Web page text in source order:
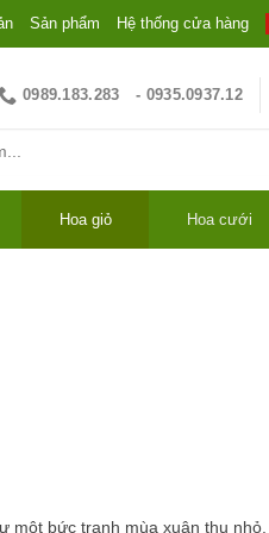
Sản phẩm Hệ thống cửa hàng
0989.183.283 - 0935.0937.12
Hoa giỏ Hoa cưới
một bức tranh mùa xuân thu